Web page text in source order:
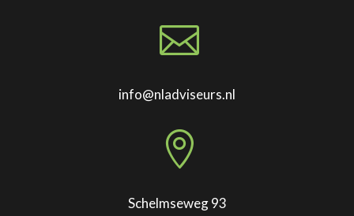

info@nladviseurs.nl

Schelmseweg 93